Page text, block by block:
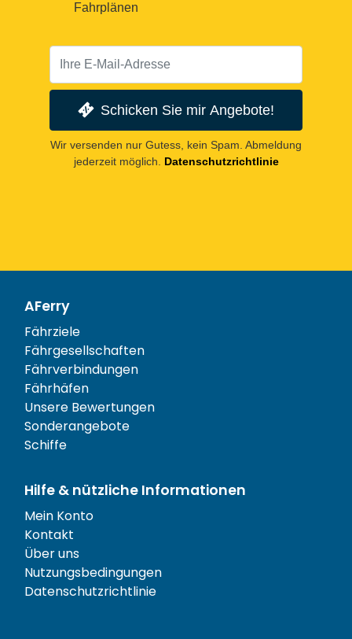
Fahrplänen
Schicken Sie mir Angebote!
Wir versenden nur Gutess, kein Spam. Abmeldung
jederzeit möglich.
Datenschutzrichtlinie
AFerry
Fährziele
Fährgesellschaften
Fährverbindungen
Fährhäfen
Unsere Bewertungen
Sonderangebote
Schiffe
Hilfe & nützliche Informationen
Mein Konto
Kontakt
Über uns
Nutzungsbedingungen
Datenschutzrichtlinie